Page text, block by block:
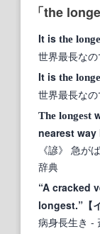
「the
It is the
世界最長なの
It is the
世界最長なの
The longest
nearest way
《諺》 急が
辞典
“A cracked
longest.”【
病身長生き -